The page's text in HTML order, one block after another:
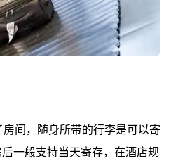
间，随身所带的行李是可以寄
一般支持当天寄存，在酒店规